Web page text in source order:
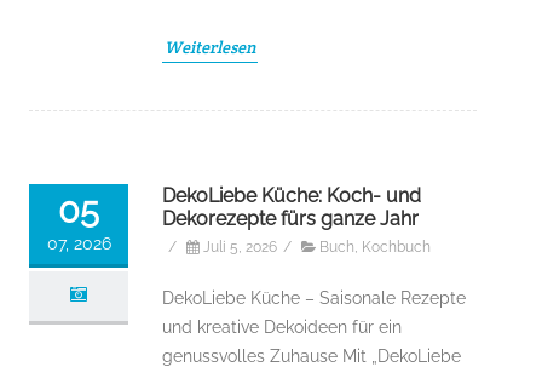
Weiterlesen
05
07, 2026
DekoLiebe Küche: Koch- und
Dekorezepte fürs ganze Jahr
/ Juli 5, 2026 / Buch, Kochbuch
DekoLiebe Küche – Saisonale Rezepte
und kreative Dekoideen für ein
genussvolles Zuhause Mit „DekoLiebe